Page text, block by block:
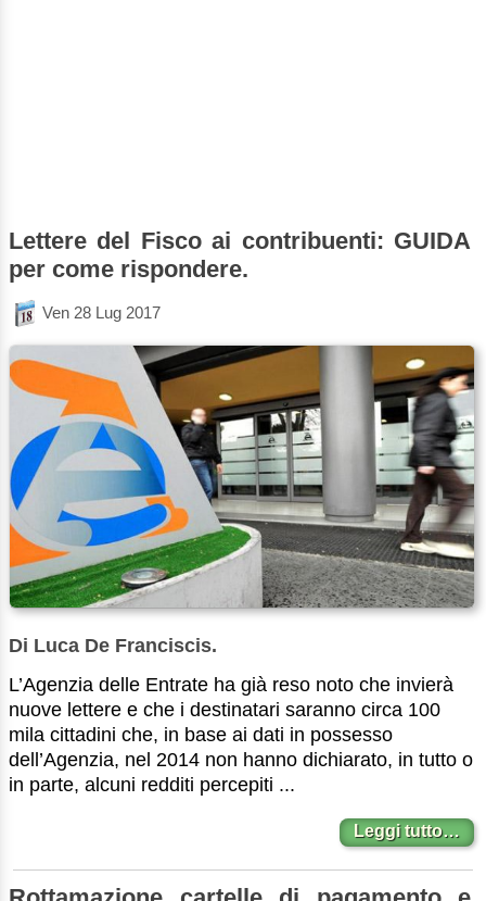
Lettere del Fisco ai contribuenti: GUIDA
per come rispondere.
Ven 28 Lug 2017
Di Luca De Franciscis.
L’Agenzia delle Entrate ha già reso noto che invierà
nuove lettere e che i destinatari saranno circa 100
mila cittadini che, in base ai dati in possesso
dell’Agenzia, nel 2014 non hanno dichiarato, in tutto o
in parte, alcuni redditi percepiti ...
Leggi tutto…